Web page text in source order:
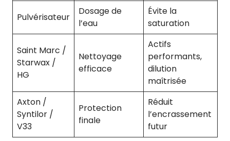
Pulvérisateur
Dosage de
l’eau
Évite la
saturation
Saint Marc /
Starwax /
HG
Nettoyage
efficace
Actifs
performants,
dilution
maîtrisée
Axton /
Syntilor /
V33
Protection
finale
Réduit
l’encrassement
futur